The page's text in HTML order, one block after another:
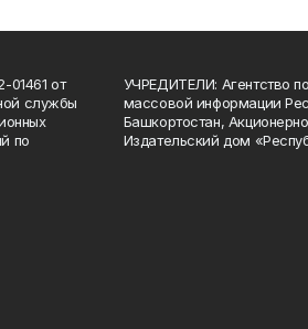
01461 от
службы
по
УЧРЕДИТЕЛИ: Агентство
массовой информации
Башкортостан,
Издательский дом